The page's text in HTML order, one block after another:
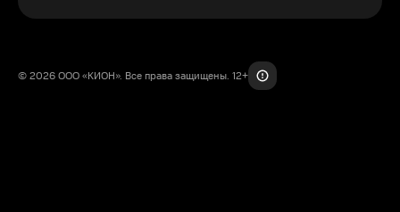
© 2026 ООО «КИОН». Все права защищены. 12+